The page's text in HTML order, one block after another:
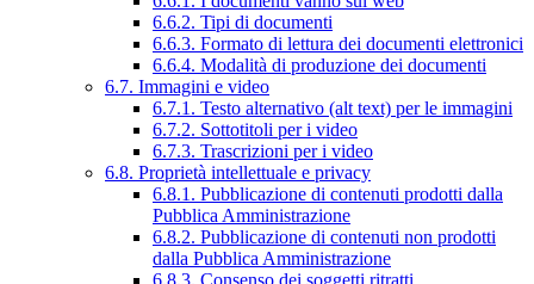
6.6.2. Tipi di documenti
6.6.3. Formato di lettura dei documenti elettronici
6.6.4. Modalità di produzione dei documenti
6.7. Immagini e video
6.7.1. Testo alternativo (alt text) per le immagini
6.7.2. Sottotitoli per i video
6.7.3. Trascrizioni per i video
6.8. Proprietà intellettuale e privacy
6.8.1. Pubblicazione di contenuti prodotti dalla
Pubblica Amministrazione
6.8.2. Pubblicazione di contenuti non prodotti
dalla Pubblica Amministrazione
6.8.3. Consenso dei soggetti ritratti